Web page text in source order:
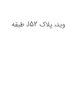
آدرس: خیابان کارگر جنوبی، خیابان روانمهر، نبش منیرجاوید، پلاک 152، طبقه